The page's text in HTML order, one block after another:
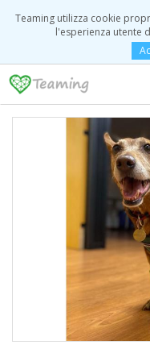
Teaming utilizza cookie
l'esperienza utente